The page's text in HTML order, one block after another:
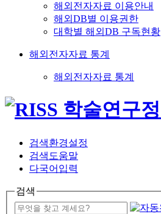
해외전자자료 이용안내
해외DB별 이용권한
대학별 해외DB 구독현황
해외전자자료 통계
해외전자자료 통계
검색환경설정
검색도움말
다국어입력
검색